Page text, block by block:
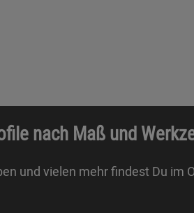
nach Maß und
und vielen mehr findest Du im